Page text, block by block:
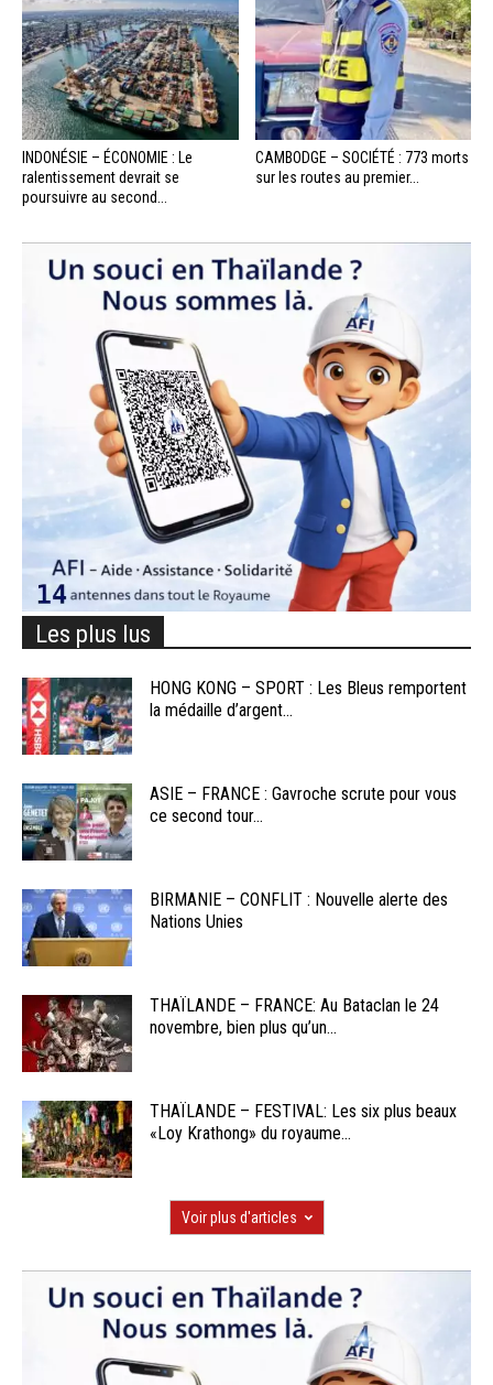
INDONÉSIE – ÉCONOMIE : Le
ralentissement devrait se
poursuivre au second...
CAMBODGE – SOCIÉTÉ : 773 morts
sur les routes au premier...
Les plus lus
HONG KONG – SPORT : Les Bleus remportent
la médaille d’argent...
ASIE – FRANCE : Gavroche scrute pour vous
ce second tour...
BIRMANIE – CONFLIT : Nouvelle alerte des
Nations Unies
THAÏLANDE – FRANCE: Au Bataclan le 24
novembre, bien plus qu’un...
THAÏLANDE – FESTIVAL: Les six plus beaux
«Loy Krathong» du royaume...
Voir plus d'articles